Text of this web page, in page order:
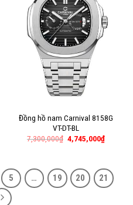
Đồng hồ nam Carnival 8158G
VT-DT-BL
7,300,000₫ 4,745,000₫
5 … 19 20 21